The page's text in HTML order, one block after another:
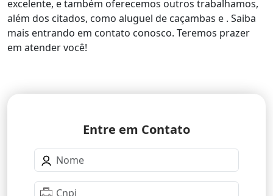
excelente, e também oferecemos outros trabalhamos,
além dos citados, como aluguel de caçambas e . Saiba
mais entrando em contato conosco. Teremos prazer
em atender você!
Entre em Contato